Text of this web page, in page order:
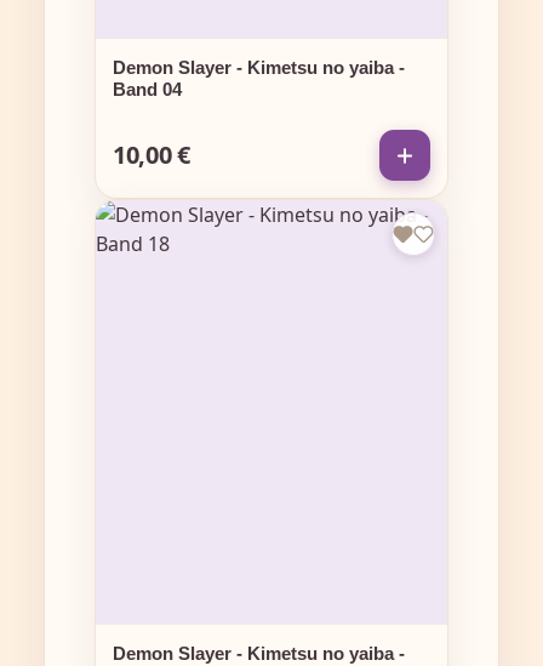
Demon Slayer - Kimetsu no yaiba -
Band 04
Regulärer Preis:
10,00 €
Demon Slayer - Kimetsu no yaiba -